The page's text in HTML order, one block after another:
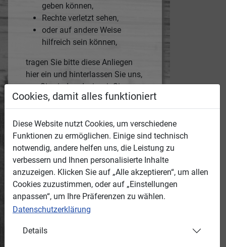
geben können,
Rechte verletzt sehen,
oder auf andere Weise
hilfreich sein können,
tragen Sie bitte diese Anliegen
hier ein und hinterlassen Sie uns,
wer Sie sind und wie wir Sie
erreichen können.
Die Medien-ID des jeweiligen
Mediums wird automatisch mit
übertragen.
Anonyme Hinweise werden wir
nicht bearbeiten!
Grund:
Cookies, damit alles funktioniert
Diese Website nutzt Cookies, um verschiedene
Funktionen zu ermöglichen. Einige sind technisch
notwendig, andere helfen uns, die Leistung zu
verbessern und Ihnen personalisierte Inhalte
anzuzeigen. Klicken Sie auf „Alle akzeptieren“, um allen
Cookies zuzustimmen, oder auf „Einstellungen
anpassen“, um Ihre Präferenzen zu wählen.
Datenschutzerklärung
Details